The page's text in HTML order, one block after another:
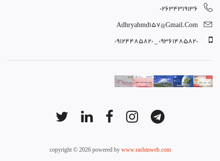
02634319136
Adhryahmd157@gmail.com
09361485820 _ 09124485820
copyright © 2026 powered by www.rashinweb.com